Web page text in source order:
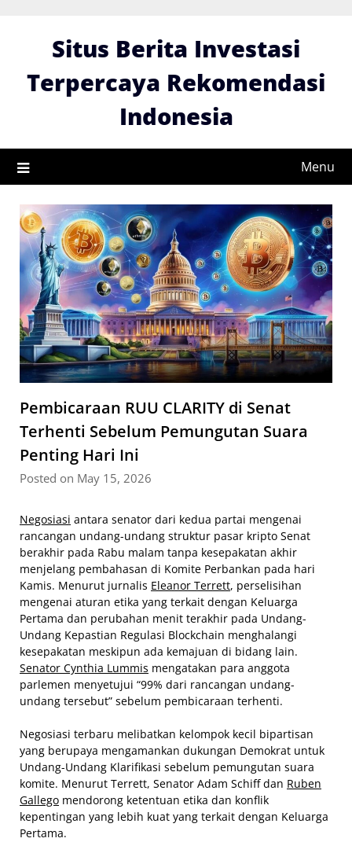
Situs Berita Investasi
Terpercaya Rekomendasi
Indonesia
Menu
Pembicaraan RUU CLARITY di Senat
Terhenti Sebelum Pemungutan Suara
Penting Hari Ini
Posted on May 15, 2026
Negosiasi antara senator dari kedua partai mengenai
rancangan undang-undang struktur pasar kripto Senat
berakhir pada Rabu malam tanpa kesepakatan akhir
menjelang pembahasan di Komite Perbankan pada hari
Kamis. Menurut jurnalis Eleanor Terrett, perselisihan
mengenai aturan etika yang terkait dengan Keluarga
Pertama dan perubahan menit terakhir pada Undang-
Undang Kepastian Regulasi Blockchain menghalangi
kesepakatan meskipun ada kemajuan di bidang lain.
Senator Cynthia Lummis mengatakan para anggota
parlemen menyetujui “99% dari rancangan undang-
undang tersebut” sebelum pembicaraan terhenti.
Negosiasi terbaru melibatkan kelompok kecil bipartisan
yang berupaya mengamankan dukungan Demokrat untuk
Undang-Undang Klarifikasi sebelum pemungutan suara
komite. Menurut Terrett, Senator Adam Schiff dan Ruben
Gallego mendorong ketentuan etika dan konflik
kepentingan yang lebih kuat yang terkait dengan Keluarga
Pertama.